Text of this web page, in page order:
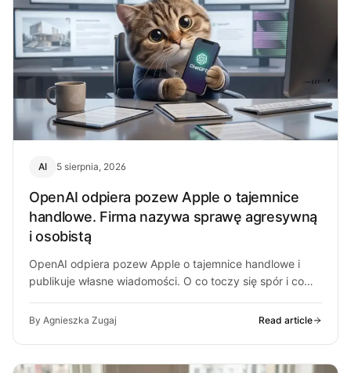
AI 5 sierpnia, 2026
OpenAI odpiera pozew Apple o tajemnice
handlowe. Firma nazywa sprawę agresywną
i osobistą
OpenAI odpiera pozew Apple o tajemnice handlowe i
publikuje własne wiadomości. O co toczy się spór i co
By Agnieszka Zugaj Read article